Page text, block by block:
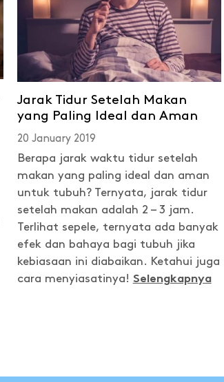
Jarak Tidur Setelah Makan
yang Paling Ideal dan Aman
20 January 2019
Berapa jarak waktu tidur setelah
makan yang paling ideal dan aman
untuk tubuh? Ternyata, jarak tidur
setelah makan adalah 2 – 3 jam.
Terlihat sepele, ternyata ada banyak
efek dan bahaya bagi tubuh jika
kebiasaan ini diabaikan. Ketahui juga
cara menyiasatinya! Selengkapnya